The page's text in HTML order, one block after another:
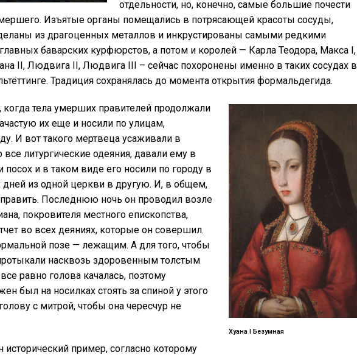
отдельности, но, конечно, самые большие почести
Изъятые органы помещались в потрясающей красоты сосуды,
из драгоценных металлов и инкрустированы самыми редкими
баварских курфюрстов, а потом и королей — Карла Теодора, Макса I,
II, Людвига II, Людвига III – сейчас похоронены именно в таких сосудах в
Традиция сохранялась до момента открытия формальдегида.
Хуана I Безумная
когда тела умерших правителей продолжали
их еще и носили по улицам,
И вот такого мертвеца усаживали в
все литургические одеяния, давали ему в
и в таком виде его носили по городу в
дней из одной церкви в другую. И, в общем,
Последнюю ночь он проводил возле
покровителя местного епископства,
во всех деяниях, которые он совершил.
позе — лежащим. А для того, чтобы
насквозь здоровенным толстым
равно голова качалась, поэтому
был на носилках стоять за спиной у этого
с митрой, чтобы она чересчур не
пример, согласно которому